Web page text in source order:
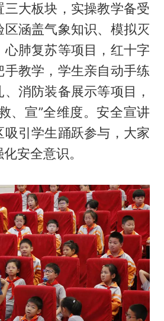
大板块，实操教学备受
区涵盖气象知识、模拟灭
心肺复苏等项目，红十字
手教学，学生亲自动手练
消防装备展示等项目，
、宣”全维度。安全宣讲
吸引学生踊跃参与，大家
安全意识。